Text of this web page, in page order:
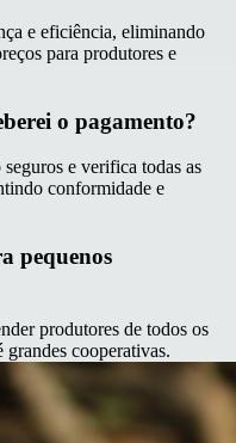
e eficiência, eliminando
para produtores e
o pagamento?
e verifica todas as
conformidade e
pequenos
produtores de todos os
grandes cooperativas.